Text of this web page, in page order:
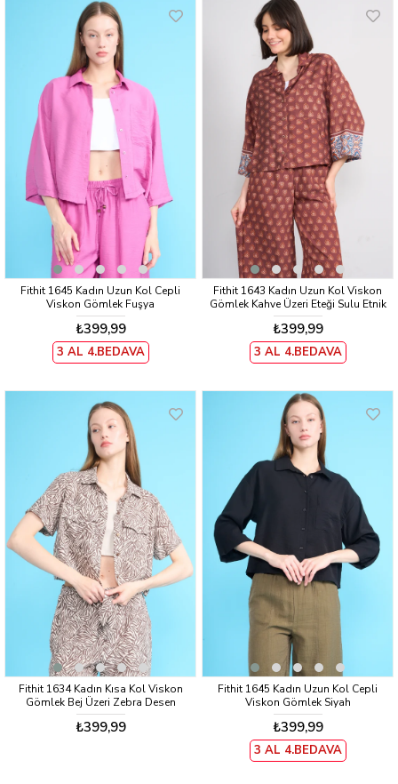
Fithit 1645 Kadın Uzun Kol Cepli
Viskon Gömlek Fuşya
₺399,99
3 AL 4.BEDAVA
Fithit 1643 Kadın Uzun Kol Viskon
Gömlek Kahve Üzeri Eteği Sulu Etnik
Desen
₺399,99
3 AL 4.BEDAVA
Fithit 1634 Kadın Kısa Kol Viskon
Gömlek Bej Üzeri Zebra Desen
₺399,99
Fithit 1645 Kadın Uzun Kol Cepli
Viskon Gömlek Siyah
₺399,99
3 AL 4.BEDAVA